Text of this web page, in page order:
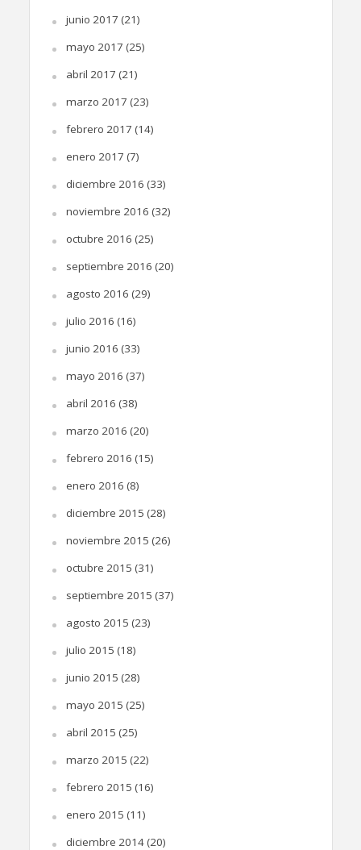
junio 2017 (21)
mayo 2017 (25)
abril 2017 (21)
marzo 2017 (23)
febrero 2017 (14)
enero 2017 (7)
diciembre 2016 (33)
noviembre 2016 (32)
octubre 2016 (25)
septiembre 2016 (20)
agosto 2016 (29)
julio 2016 (16)
junio 2016 (33)
mayo 2016 (37)
abril 2016 (38)
marzo 2016 (20)
febrero 2016 (15)
enero 2016 (8)
diciembre 2015 (28)
noviembre 2015 (26)
octubre 2015 (31)
septiembre 2015 (37)
agosto 2015 (23)
julio 2015 (18)
junio 2015 (28)
mayo 2015 (25)
abril 2015 (25)
marzo 2015 (22)
febrero 2015 (16)
enero 2015 (11)
diciembre 2014(20)